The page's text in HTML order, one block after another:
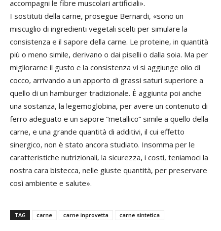
accompagni le fibre muscolari artificiali».
I sostituti della carne, prosegue Bernardi, «sono un
miscuglio di ingredienti vegetali scelti per simulare la
consistenza e il sapore della carne. Le proteine, in quantità
più o meno simile, derivano o dai piselli o dalla soia. Ma per
migliorarne il gusto e la consistenza vi si aggiunge olio di
cocco, arrivando a un apporto di grassi saturi superiore a
quello di un hamburger tradizionale. È aggiunta poi anche
una sostanza, la legemoglobina, per avere un contenuto di
ferro adeguato e un sapore “metallico” simile a quello della
carne, e una grande quantità di additivi, il cui effetto
sinergico, non è stato ancora studiato. Insomma per le
caratteristiche nutrizionali, la sicurezza, i costi, teniamoci la
nostra cara bistecca, nelle giuste quantità, per preservare
così ambiente e salute».
TAG carne carne inprovetta carne sintetica